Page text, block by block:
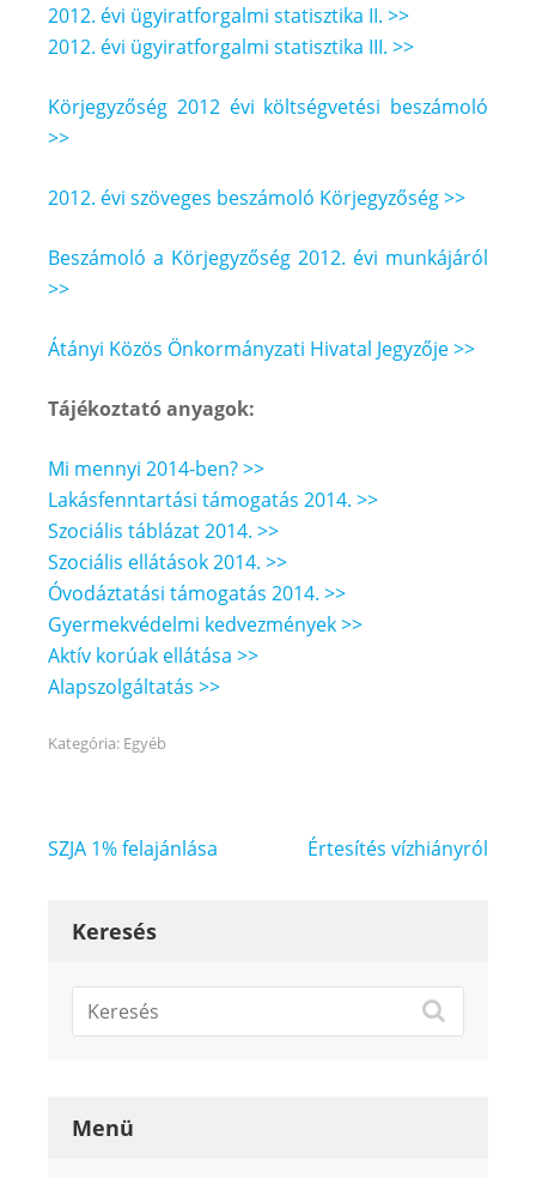
2012. évi ügyiratforgalmi statisztika II. >>
2012. évi ügyiratforgalmi statisztika III. >>
Körjegyzőség 2012 évi költségvetési beszámoló
>>
2012. évi szöveges beszámoló Körjegyzőség >>
Beszámoló a Körjegyzőség 2012. évi munkájáról
>>
Átányi Közös Önkormányzati Hivatal Jegyzője >>
Tájékoztató anyagok:
Mi mennyi 2014-ben? >>
Lakásfenntartási támogatás 2014. >>
Szociális táblázat 2014. >>
Szociális ellátások 2014. >>
Óvodáztatási támogatás 2014. >>
Gyermekvédelmi kedvezmények >>
Aktív korúak ellátása >>
Alapszolgáltatás >>
Kategória: Egyéb
Bejegyzés
SZJA 1% felajánlása Értesítés vízhiányról
Keresés
Menü